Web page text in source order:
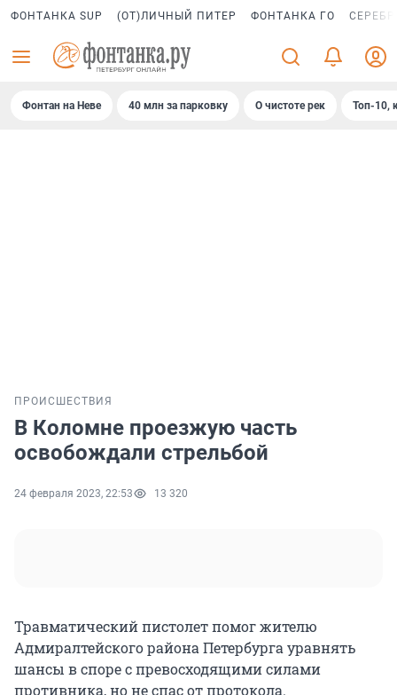
ФОНТАНКА SUP (ОТ)ЛИЧНЫЙ ПИТЕР ФОНТАНКА ГО
Фонтан на Неве 40 млн за парковку О чистоте рек Топ-10,
ПРОИСШЕСТВИЯ
В Коломне проезжую часть
освобождали стрельбой
24 февраля 2023, 22:53 13 320
Травматический пистолет помог жителю
Адмиралтейского района Петербурга уравнять
шансы в споре с превосходящими силами
противника, но не спас от протокола.